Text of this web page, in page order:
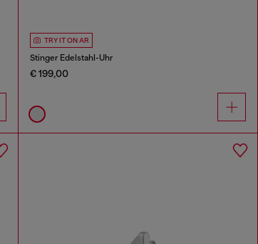
TRY IT ON AR
Stinger Edelstahl-Uhr
€ 199,00